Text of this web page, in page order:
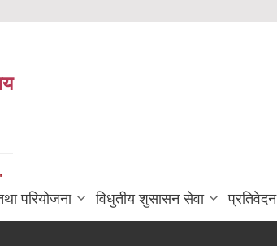
परियोजना विधुतीय शुसासन सेवा प्रतिवेदन